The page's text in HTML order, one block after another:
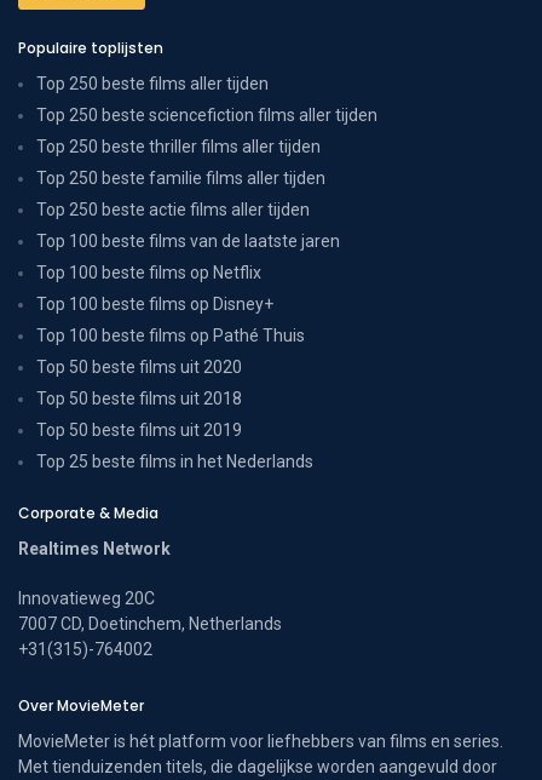
Populaire toplijsten
Top 250 beste films aller tijden
Top 250 beste sciencefiction films aller tijden
Top 250 beste thriller films aller tijden
Top 250 beste familie films aller tijden
Top 250 beste actie films aller tijden
Top 100 beste films van de laatste jaren
Top 100 beste films op Netflix
Top 100 beste films op Disney+
Top 100 beste films op Pathé Thuis
Top 50 beste films uit 2020
Top 50 beste films uit 2018
Top 50 beste films uit 2019
Top 25 beste films in het Nederlands
Corporate & Media
Realtimes Network
Innovatieweg 20C
7007 CD, Doetinchem, Netherlands
+31(315)-764002
Over MovieMeter
MovieMeter is hét platform voor liefhebbers van films en series.
Met tienduizenden titels, die dagelijkse worden aangevuld door